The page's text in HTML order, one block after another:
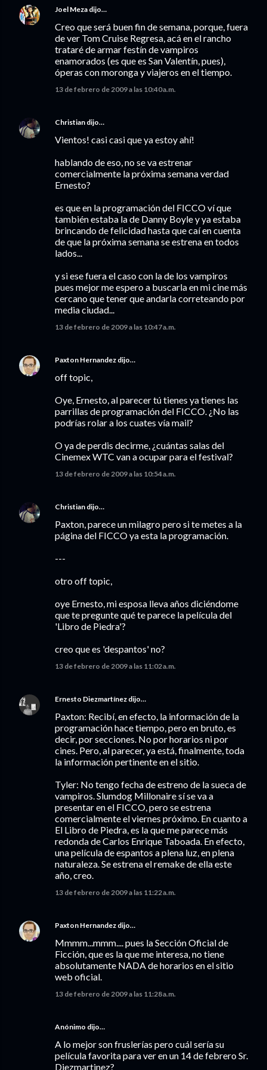
Joel Meza dijo…
Creo que será buen fin de semana, porque, fuera
de ver Tom Cruise Regresa, acá en el rancho
trataré de armar festín de vampiros
enamorados (es que es San Valentín, pues),
óperas con moronga y viajeros en el tiempo.
13 de febrero de 2009 a las 10:40 a.m.
Christian dijo…
Vientos! casi casi que ya estoy ahí!
hablando de eso, no se va estrenar
comercialmente la próxima semana verdad
Ernesto?
es que en la programación del FICCO ví que
también estaba la de Danny Boyle y ya estaba
brincando de felicidad hasta que caí en cuenta
de que la próxima semana se estrena en todos
lados...
y si ese fuera el caso con la de los vampiros
pues mejor me espero a buscarla en mi cine más
cercano que tener que andarla correteando por
media ciudad...
13 de febrero de 2009 a las 10:47 a.m.
Paxton Hernandez dijo…
off topic,
Oye, Ernesto, al parecer tú tienes ya tienes las
parrillas de programación del FICCO. ¿No las
podrías rolar a los cuates vía mail?
O ya de perdis decirme, ¿cuántas salas del
Cinemex WTC van a ocupar para el festival?
13 de febrero de 2009 a las 10:54 a.m.
Christian dijo…
Paxton, parece un milagro pero si te metes a la
página del FICCO ya esta la programación.
---
otro off topic,
oye Ernesto, mi esposa lleva años diciéndome
que te pregunte qué te parece la película del
'Libro de Piedra'?
creo que es 'despantos' no?
13 de febrero de 2009 a las 11:02 a.m.
Ernesto Diezmartínez dijo…
Paxton: Recibí, en efecto, la información de la
programación hace tiempo, pero en bruto, es
decir, por secciones. No por horarios ni por
cines. Pero, al parecer, ya está, finalmente, toda
la información pertinente en el sitio.
Tyler: No tengo fecha de estreno de la sueca de
vampiros. Slumdog Millonaire sí se va a
presentar en el FICCO, pero se estrena
comercialmente el viernes próximo. En cuanto a
El Libro de Piedra, es la que me parece más
redonda de Carlos Enrique Taboada. En efecto,
una película de espantos a plena luz, en plena
naturaleza. Se estrena el remake de ella este
año, creo.
13 de febrero de 2009 a las 11:22 a.m.
Paxton Hernandez dijo…
Mmmm...mmm.... pues la Sección Oficial de
Ficción, que es la que me interesa, no tiene
absolutamente NADA de horarios en el sitio
web oficial.
13 de febrero de 2009 a las 11:28 a.m.
Anónimo dijo…
A lo mejor son fruslerías pero cuál sería su
película favorita para ver en un 14 de febrero Sr.
Diezmartinez?